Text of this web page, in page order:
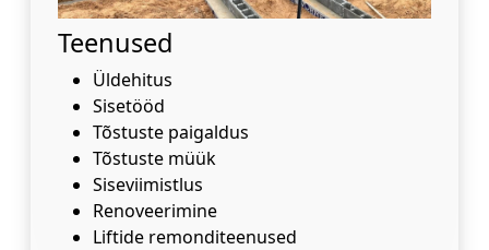
Teenused
Üldehitus
Sisetööd
Tõstuste paigaldus
Tõstuste müük
Siseviimistlus
Renoveerimine
Liftide remonditeenused